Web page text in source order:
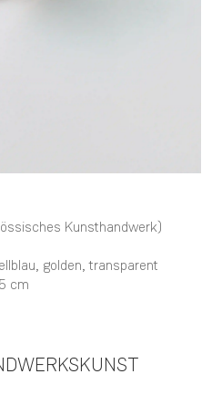
Kunsthandwerk)
golden, transparent
cm